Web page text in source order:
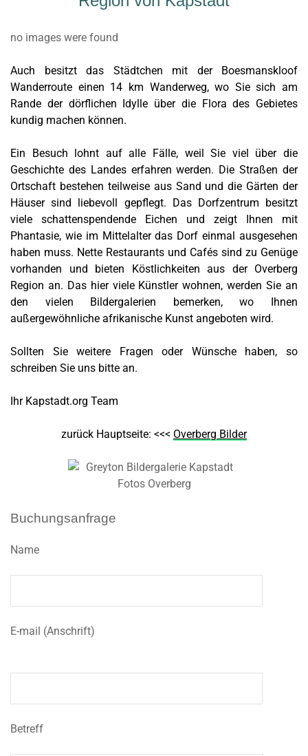
no images were found
Auch besitzt das Städtchen mit der Boesmanskloof
Wanderroute einen 14 km Wanderweg, wo Sie sich am
Rande der dörflichen Idylle über die Flora des Gebietes
kundig machen können.
Ein Besuch lohnt auf alle Fälle, weil Sie viel über die
Geschichte des Landes erfahren werden. Die Straßen der
Ortschaft bestehen teilweise aus Sand und die Gärten der
Häuser sind liebevoll gepflegt. Das Dorfzentrum besitzt
viele schattenspendende Eichen und zeigt Ihnen mit
Phantasie, wie im Mittelalter das Dorf einmal ausgesehen
haben muss. Nette Restaurants und Cafés sind zu Genüge
vorhanden und bieten Köstlichkeiten aus der Overberg
Region an. Das hier viele Künstler wohnen, werden Sie an
den vielen Bildergalerien bemerken, wo Ihnen
außergewöhnliche afrikanische Kunst angeboten wird.
Sollten Sie weitere Fragen oder Wünsche haben, so
schreiben Sie uns bitte an.
Ihr Kapstadt.org Team
zurück Hauptseite: <<< Overberg Bilder
Buchungsanfrage
Name
E-mail (Anschrift)
Betreff